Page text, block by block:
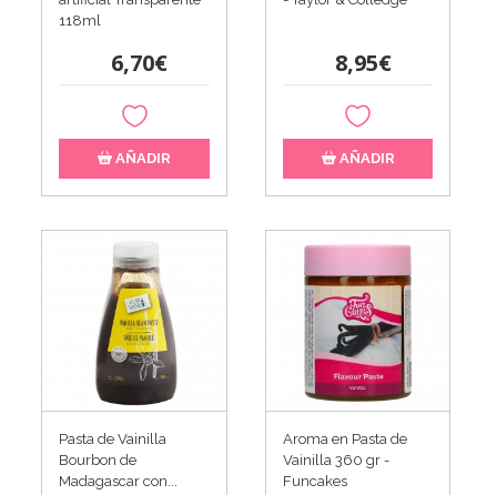
118ml
6,70€
AÑADIR
8,95€
AÑADIR
Pasta de Vainilla
Bourbon de
Madagascar con...
Aroma en Pasta de
Vainilla 360 gr -
Funcakes